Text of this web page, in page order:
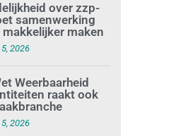
over zzp-
samenwerking
maken
2026
Weerbaarheid
raakt ook
2026